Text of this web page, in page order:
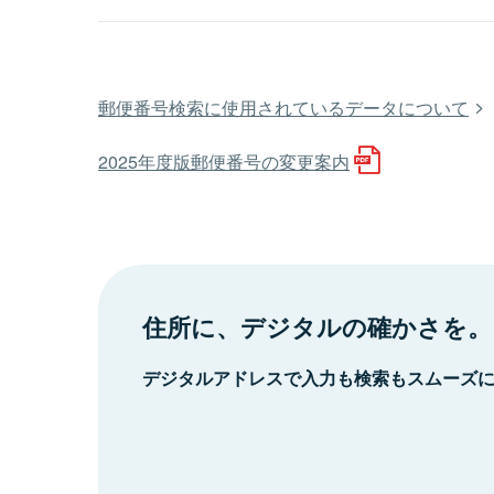
郵便番号検索に使用されているデータについて
2025年度版郵便番号の変更案内
住所に、デジタルの確かさを。
デジタルアドレスで入力も検索もスムーズ